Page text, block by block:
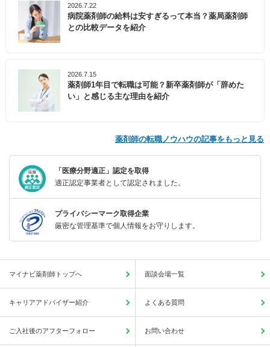
2026.7.22
病院薬剤師の給料は安すぎるって本当？薬局薬剤師
との比較データを紹介
2026.7.15
薬剤師1年目で転職は可能？新卒薬剤師が「辞めた
い」と感じる主な理由を紹介
薬剤師の転職ノウハウの記事をもっと見る
「医療分野適正」認定を取得
適正認定事業者として認定されました。
プライバシーマーク取得企業
厳密な管理基準で個人情報をお守りします。
マイナビ薬剤師トップへ 面談会場一覧
キャリアアドバイザー紹介 よくある質問
ご入社後のアフターフォロー お問い合わせ